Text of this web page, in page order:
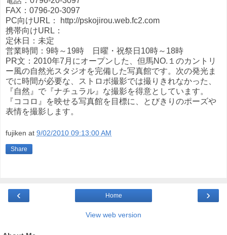
FAX：0796-20-3097
PC向けURL： http://pskojirou.web.fc2.com
携帯向けURL：
定休日：未定
営業時間：9時～19時 日曜・祝祭日10時～18時
PR文：2010年7月にオープンした、但馬NO.１のカントリ
ー風の自然光スタジオを完備した写真館です。次の発光ま
でに時間が必要な、ストロボ撮影では撮りきれなかった、
『自然』で『ナチュラル』な撮影を得意としています。
『ココロ』を映せる写真館を目標に、とびきりのポーズや
表情を撮影します。
fujiken at 9/02/2010 09:13:00 AM
Share
‹ ›
Home
View web version